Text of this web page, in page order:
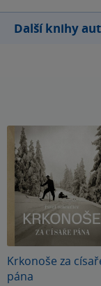
Další knihy
Krkonoše za
pána